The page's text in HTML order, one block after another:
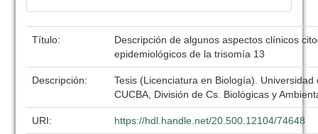
Título:
Descripción de algunos aspectos clínicos
epidemiológicos de la trisomía 13
Descripción:
Tesis (Licenciatura en Biología). Universidad
CUCBA, División de Cs. Biológicas y
URI: https://hdl.handle.net/20.500.12104/74648